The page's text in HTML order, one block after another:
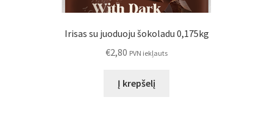
Irisas su juoduoju šokoladu 0,175kg
€2,80 PVN iekļauts
Į krepšelį